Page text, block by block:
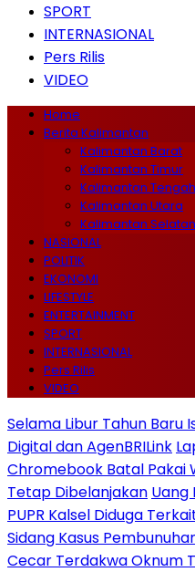
SPORT
INTERNASIONAL
Pers Rilis
VIDEO
Home
Berita Kalimantan
Kalimantan Barat
Kalimantan Timur
Kalimantan Tengah
Kalimantan Utara
Kalimantan Selatan
NASIONAL
POLITIK
EKONOMI
LIFESTYLE
ENTERTAINMENT
SPORT
INTERNASIONAL
Pers Rilis
VIDEO
Selama Libur Tahun Baru
Digital dan AgenBRILink
Chromebook Batal Pakai
Tetap Dibelanjakan Uang
PUPR Kalsel Diduga
Sidang Kasus
Cecar Terdakwa Oknum